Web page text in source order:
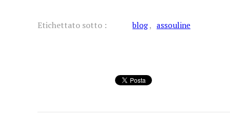
Etichettato sotto : blog assouline